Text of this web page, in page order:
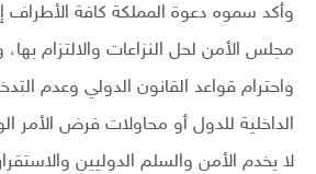
وأكد سموه دعوة المملكة كافة الأطراف
مجلس الأمن لحل النزاعات والالتزام
واحترام قواعد القانون الدولي وعدم
الداخلية للدول أو محاولات فرض الأمر
لا يخدم الأمن والسلم الدوليين